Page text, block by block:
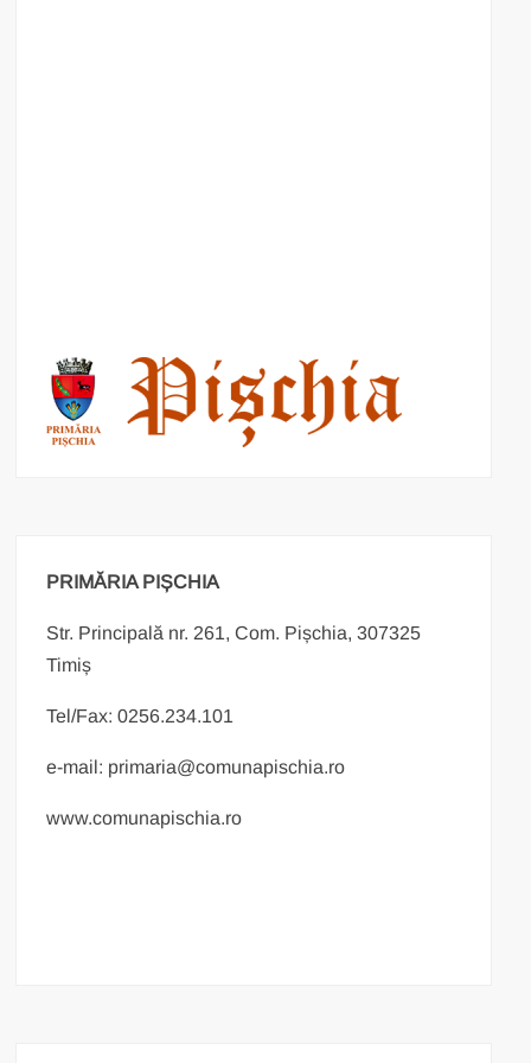
PRIMĂRIA PIȘCHIA
Str. Principală nr. 261, Com. Pișchia, 307325
Timiș
Tel/Fax: 0256.234.101
e-mail: primaria@comunapischia.ro
www.comunapischia.ro